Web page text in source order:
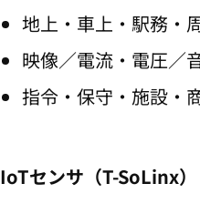
地上・車上・駅務・
映像／電流・電圧／
指令・保守・施設・
IoTセンサ（T-SoLinx）